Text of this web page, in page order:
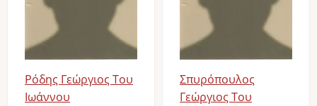
Ρόδης Γεώργιος Του
Ιωάννου
Σπυρόπουλος
Γεώργιος Του